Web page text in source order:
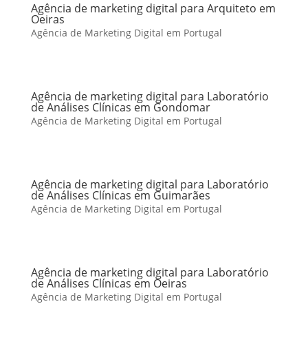
Agência de marketing digital para Arquiteto em
Oeiras
Agência de Marketing Digital em Portugal
Agência de marketing digital para Laboratório
de Análises Clínicas em Gondomar
Agência de Marketing Digital em Portugal
Agência de marketing digital para Laboratório
de Análises Clínicas em Guimarães
Agência de Marketing Digital em Portugal
Agência de marketing digital para Laboratório
de Análises Clínicas em Oeiras
Agência de Marketing Digital em Portugal